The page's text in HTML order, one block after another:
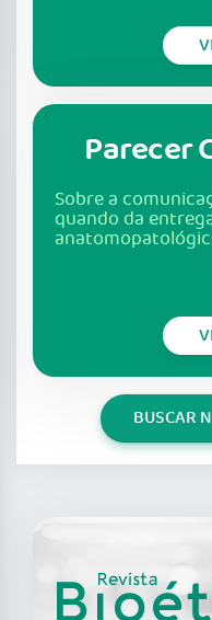
Parecer
Sobre a
quando da
BUSCAR